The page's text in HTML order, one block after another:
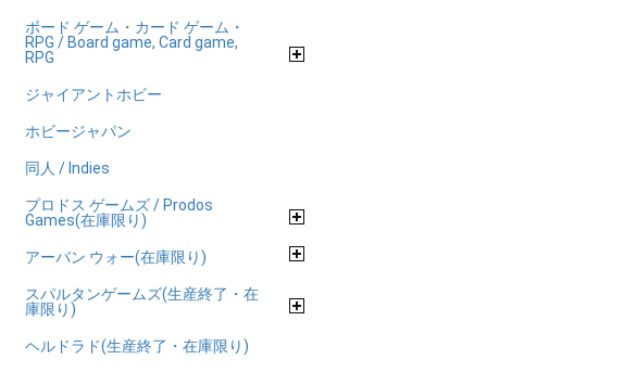
ボード ゲーム・カード ゲーム・
RPG / Board game, Card game,
RPG
ジャイアントホビー
ホビージャパン
同人 / Indies
プロドス ゲームズ / Prodos
Games(在庫限り)
アーバン ウォー(在庫限り)
スパルタンゲームズ(生産終了・在
庫限り)
ヘルドラド(生産終了・在庫限り)